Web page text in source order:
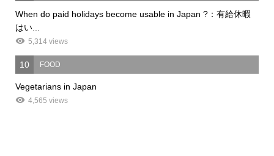
When do paid holidays become usable in Japan ?：有給休暇
はい...
5,314 views
10 FOOD
Vegetarians in Japan
4,565 views